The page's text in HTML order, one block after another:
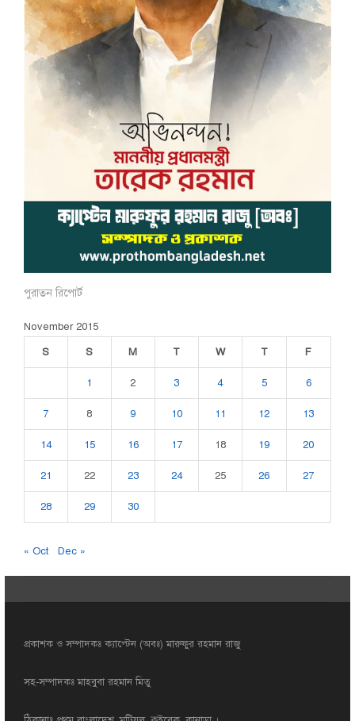
পুরাতন রিপোর্ট
November 2015
S
S M T W T F
1 2 3 4 5 6
7 8 9 10 11 12 13
14 15 16 17 18 19 20
21 22 23 24 25 26 27
28 29 30
« Oct Dec »
প্রকাশক ও সম্পাদকঃ ক্যাপ্টেন (অবঃ) মারুফুর রহমান রাজু
সহ-সম্পাদকঃ মাহবুবা রহমান মিতু